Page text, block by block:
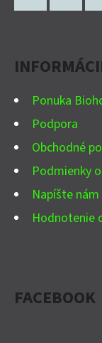
Ponuka
Podpora
Obchodné
Podmienky
Napíšte nám
Hodnotenie
FACEBOOK